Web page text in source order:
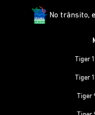
No trânsito,
Tiger
Tiger
Tiger